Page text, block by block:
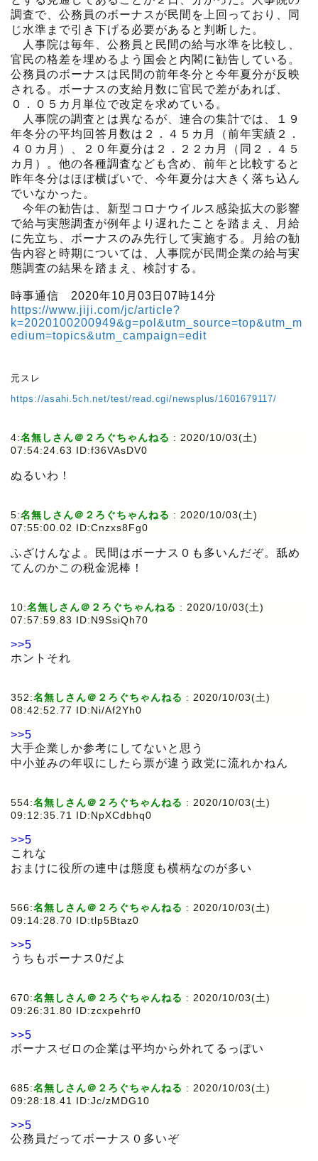
調査で、公務員のボーナスが民間を上回っており、同
じ水準まで引き下げる必要があると判断した。
人事院は毎年、公務員と民間の給与水準を比較し、
官民の格差を埋めるよう国会と内閣に勧告している。
公務員のボーナスは民間の前年冬分と今年夏分が反映
される。ボーナスの支給月数に官民で差があれば、
０．０５カ月単位で改定を求めている。
人事院の調査とは異なるが、連合の集計では、１９
年冬分の平均回答月数は２．４５カ月（前年実績２．
４０カ月）、２０年夏分は２．２２カ月（同２．４５
カ月）。他の各種調査なども含め、前年と比較すると
昨年冬分はほぼ横ばいで、今年夏分は大きく落ち込ん
でいなかった。
今年の勧告は、新型コロナウイルス感染拡大の影響
で給与実態調査が例年より遅れたことを踏まえ、月給
に先立ち、ボーナスのみ先行して実施する。月給の勧
告内容と時期については、人事院が民間企業の給与実
態調査の結果を踏まえ、検討する。
時事通信 2020年10月03日07時14分
https://www.jiji.com/jc/article?
k=2020100200949&g=pol&utm_source=top&utm_m
edium=topics&utm_campaign=edit
元スレ
https://asahi.5ch.net/test/read.cgi/newsplus/1601679117/
4:名無しさん＠２ろぐちゃんねる : 2020/10/03(土)
07:54:24.63 ID:f36VAsDV0
ぬるいわ！
5:名無しさん＠２ろぐちゃんねる : 2020/10/03(土)
07:55:00.02 ID:Cnzxs8Fg0
ふざけんなよ。民間はボーナス０も多いんだぞ。舐め
てんのかこの税金泥棒！
10:名無しさん＠２ろぐちゃんねる : 2020/10/03(土)
07:57:59.83 ID:N9SsiQh70
>>5
ホントそれ
352:名無しさん＠２ろぐちゃんねる : 2020/10/03(土)
08:42:52.77 ID:Ni/Af2Yh0
>>5
大手企業しか参考にしてないと思う
中小並みの年収にしたら票が違う政党に流れかねん
554:名無しさん＠２ろぐちゃんねる : 2020/10/03(土)
09:12:35.71 ID:NpXCdbhq0
>>5
これな
おまけに役所の連中は態度も横柄なのが多い
566:名無しさん＠２ろぐちゃんねる : 2020/10/03(土)
09:14:28.70 ID:tlp5Btaz0
>>5
うちもボーナス0だよ
670:名無しさん＠２ろぐちゃんねる : 2020/10/03(土)
09:26:31.80 ID:zcxpehrf0
>>5
ボーナスゼロの企業は平均から外れてるっぽい
685:名無しさん＠２ろぐちゃんねる : 2020/10/03(土)
09:28:18.41 ID:Jc/zMDG10
>>5
公務員だってボーナス０多いぞ